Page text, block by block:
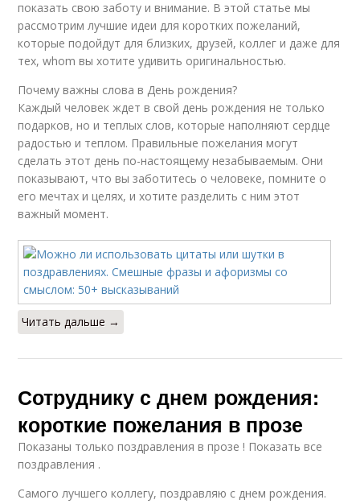
показать свою заботу и внимание. В этой статье мы
рассмотрим лучшие идеи для коротких пожеланий,
которые подойдут для близких, друзей, коллег и даже для
тех, whom вы хотите удивить оригинальностью.
Почему важны слова в День рождения?
Каждый человек ждет в свой день рождения не только
подарков, но и теплых слов, которые наполняют сердце
радостью и теплом. Правильные пожелания могут
сделать этот день по-настоящему незабываемым. Они
показывают, что вы заботитесь о человеке, помните о
его мечтах и целях, и хотите разделить с ним этот
важный момент.
Читать дальше →
Сотруднику с днем рождения:
короткие пожелания в прозе
Показаны только поздравления в прозе ! Показать все
поздравления .
Самого лучшего коллегу, поздравляю с днем рождения.